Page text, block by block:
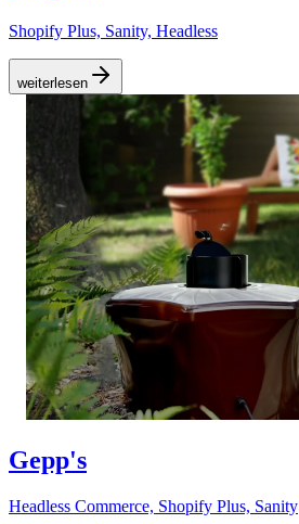
Shopify Plus, Sanity, Headless
weiterlesen
Gepp's
Headless Commerce, Shopify Plus, Sanity